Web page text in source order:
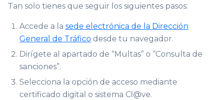
Tan solo tienes que seguir los siguientes pasos:
Accede a la sede electrónica de la Dirección
General de Tráfico desde tu navegador.
Dirígete al apartado de “Multas” o “Consulta de
sanciones”.
Selecciona la opción de acceso mediante
certificado digital o sistema Cl@ve.